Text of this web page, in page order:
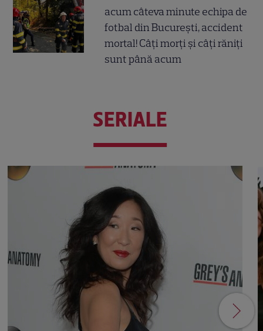
acum câteva minute echipa de
fotbal din București, accident
mortal! Câți morți și câți răniți
sunt până acum
SERIALE